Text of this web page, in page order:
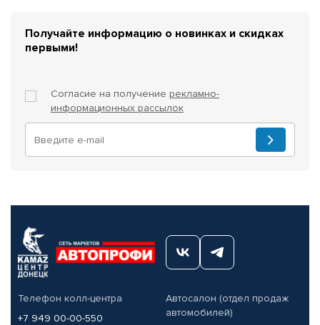
Получайте информацию о новинках и скидках
первыми!
Согласие на получение рекламно-
информационных рассылок
Телефон колл-центра
+7 949 00-00-550
Автосалон (отдел продаж
автомобилей)